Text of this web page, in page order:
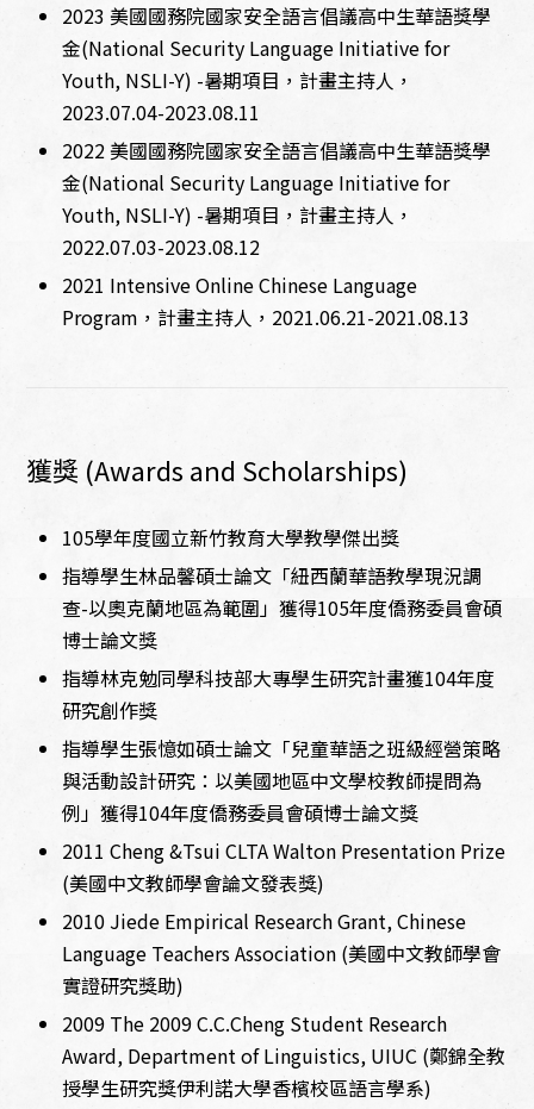
2023 美國國務院國家安全語言倡議高中生華語獎學
金(National Security Language Initiative for
Youth, NSLI-Y) -暑期項目，計畫主持人，
2023.07.04-2023.08.11
2022 美國國務院國家安全語言倡議高中生華語獎學
金(National Security Language Initiative for
Youth, NSLI-Y) -暑期項目，計畫主持人，
2022.07.03-2023.08.12
2021 Intensive Online Chinese Language
Program，計畫主持人，2021.06.21-2021.08.13
獲獎 (Awards and Scholarships)
105學年度國立新竹教育大學教學傑出獎
指導學生林品馨碩士論文「紐西蘭華語教學現況調
查-以奧克蘭地區為範圍」獲得105年度僑務委員會碩
博士論文獎
指導林克勉同學科技部大專學生研究計畫獲104年度
研究創作獎
指導學生張憶如碩士論文「兒童華語之班級經營策略
與活動設計研究：以美國地區中文學校教師提問為
例」獲得104年度僑務委員會碩博士論文獎
2011 Cheng &Tsui CLTA Walton Presentation Prize
(美國中文教師學會論文發表獎)
2010 Jiede Empirical Research Grant, Chinese
Language Teachers Association (美國中文教師學會
實證研究獎助)
2009 The 2009 C.C.Cheng Student Research
Award, Department of Linguistics, UIUC (鄭錦全教
授學生研究獎伊利諾大學香檳校區語言學系)